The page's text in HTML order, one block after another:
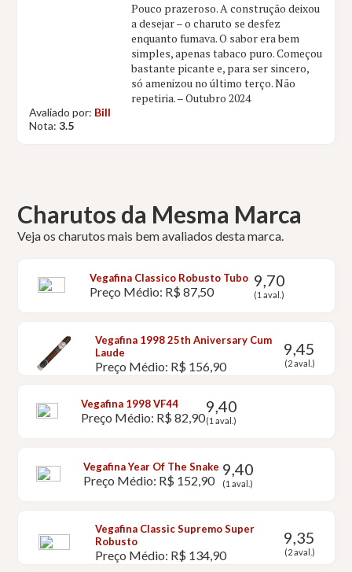
Pouco prazeroso. A construção deixou
a desejar – o charuto se desfez
enquanto fumava. O sabor era bem
simples, apenas tabaco puro. Começou
bastante picante e, para ser sincero,
só amenizou no último terço. Não
repetiria. – Outubro 2024
Avaliado por: Bill
Nota:3.5
Charutos da Mesma Marca
Veja os charutos mais bem avaliados desta marca.
Vegafina Classico Robusto Tubo
Preço Médio: R$ 87,50
9,70
(1 aval.)
Vegafina 1998 25th Aniversary Cum
Laude
Preço Médio: R$ 156,90
9,45
(2 aval.)
Vegafina 1998 VF44
Preço Médio: R$ 82,90
9,40
(1 aval.)
Vegafina Year Of The Snake
Preço Médio: R$ 152,90
9,40
(1 aval.)
Vegafina Classic Supremo Super
Robusto
Preço Médio: R$ 134,90
9,35
(2 aval.)